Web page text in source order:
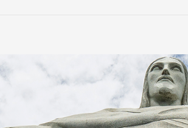
Multistrato
Ver todos